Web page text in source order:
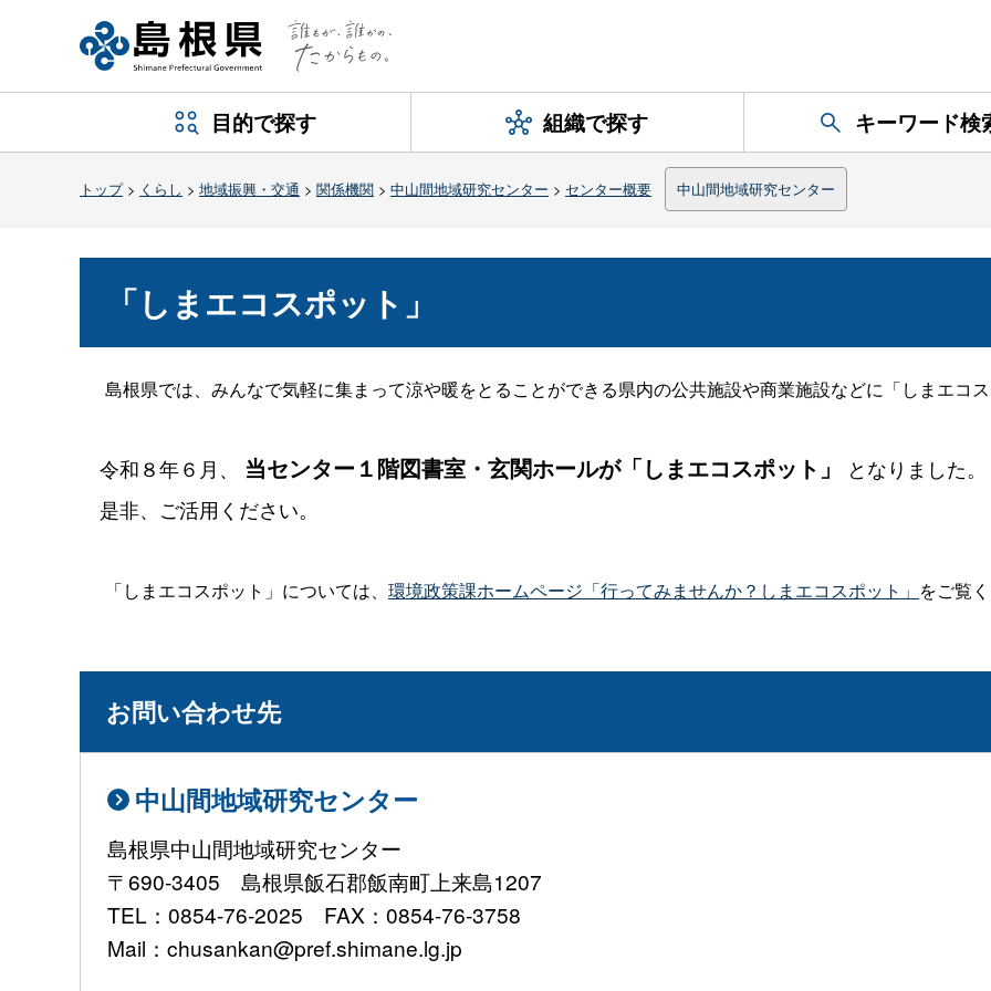
目的で探す 組織で探す キーワード検
トップ> くらし > 地域振興・交通 > 関係機関 > 中山間地域研究センター > センター概要 中山間地域研究センター
「しまエコスポット」
島根県では、みんなで気軽に集まって涼や暖をとることができる県内の公共施設や商業施設などに「しまエコ
令和８年６月、 当センター１階図書室・玄関ホールが「しまエコスポット」
となりました。
是非、ご活用ください。
「しまエコスポット」については、 環境政策課ホームページ「行ってみませんか？しまエコスポット」 をご覧
お問い合わせ先
中山間地域研究センター
島根県中山間地域研究センター
〒690-3405 島根県飯石郡飯南町上来島1207
TEL：0854-76-2025 FAX：0854-76-3758
Mail：chusankan@pref.shimane.lg.jp